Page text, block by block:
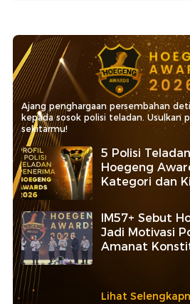
Ajang penghargaan persembahan
kepada sosok polisi teladan. Usulkan
sekitarmu!
5 Polisi
Hoegeng
Kategori dan
IM57+ Sebut
Jadi Motivasi
Amanat
Lihat